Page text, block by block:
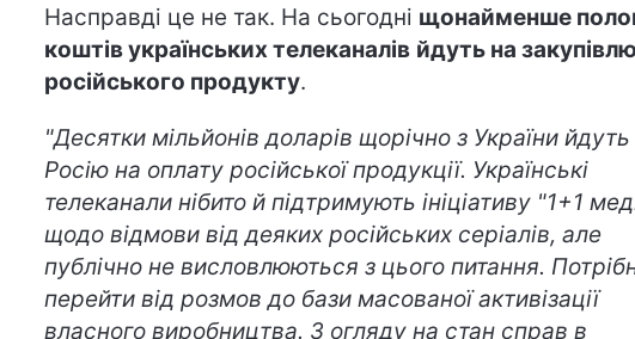
Насправді це не так. На сьогодні щонайменше
коштів українських телеканалів йдуть на закупівлю
російського продукту.
"Десятки мільйонів доларів щорічно з України йдуть
Росію на оплату російської продукції. Українські
телеканали нібито й підтримують ініціативу "1+1
щодо відмови від деяких російських серіалів, але
публічно не висловлюються з цього питання.
перейти від розмов до бази масованої активізації
власного виробництва. З огляду на стан справ в